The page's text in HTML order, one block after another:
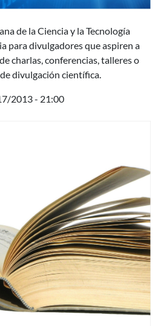
Semana de la Ciencia y la Tecnología
de la Ciencia y la Tecnología
para divulgadores que aspiren a
charlas, conferencias, talleres o
divulgación científica.
2013 - 21:00